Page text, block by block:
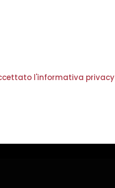
Termini e condizioni
l'informativa privacy